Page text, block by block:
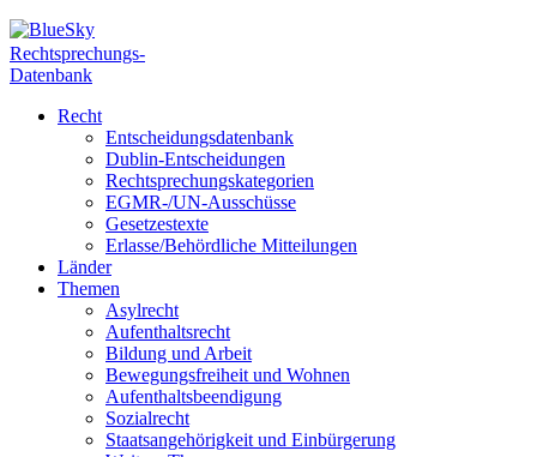
Rechtsprechungs-
Datenbank
Recht
Entscheidungsdatenbank
Dublin-Entscheidungen
Rechtsprechungskategorien
EGMR-/UN-Ausschüsse
Gesetzestexte
Erlasse/Behördliche Mitteilungen
Länder
Themen
Asylrecht
Aufenthaltsrecht
Bildung und Arbeit
Bewegungsfreiheit und Wohnen
Aufenthaltsbeendigung
Sozialrecht
Staatsangehörigkeit und Einbürgerung